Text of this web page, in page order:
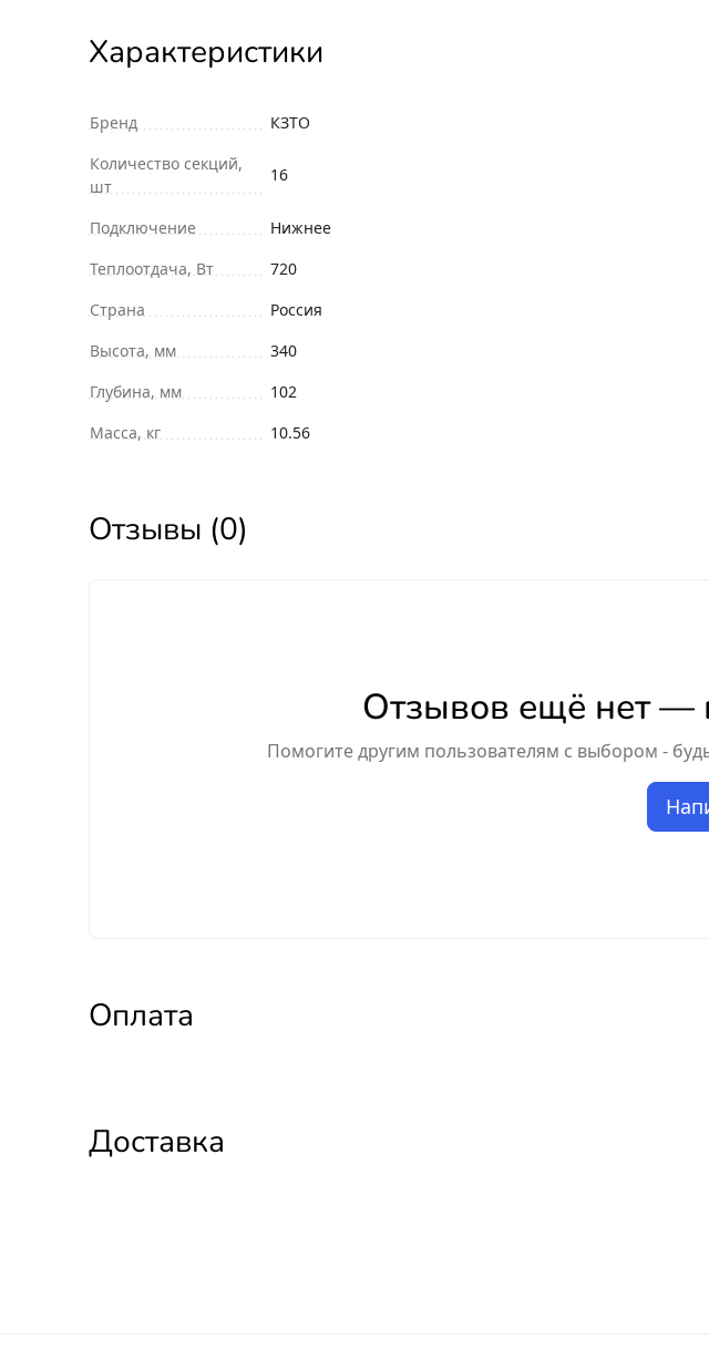
Характеристики
Бренд
КЗТО
Количество секций,
шт
16
Подключение
Нижнее
Теплоотдача, Вт
720
Страна
Россия
Высота, мм
340
Глубина, мм
102
Масса, кг
10.56
Отзывы (0)
Отзывов ещё нет —
Помогите другим пользователям с выбором -
Оплата
Доставка